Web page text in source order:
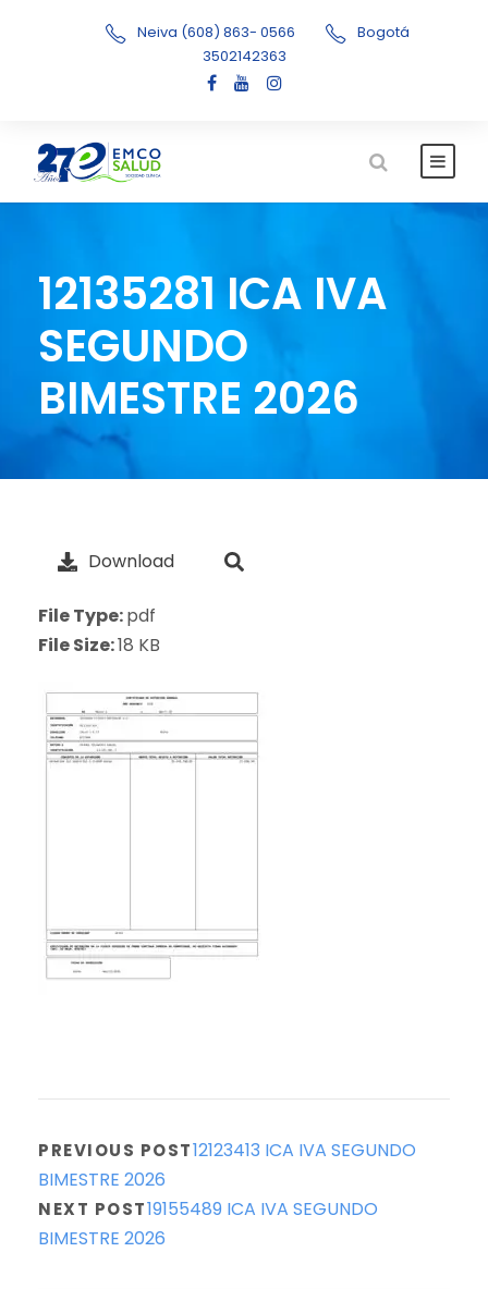
Neiva (608) 863- 0566
Bogotá
3502142363
12135281 ICA IVA
SEGUNDO
BIMESTRE 2026
Download
File Type:pdf
File Size:18 KB
PREVIOUS POST12123413 ICA IVA SEGUNDO
BIMESTRE 2026
NEXT POST19155489 ICA IVA SEGUNDO
BIMESTRE 2026